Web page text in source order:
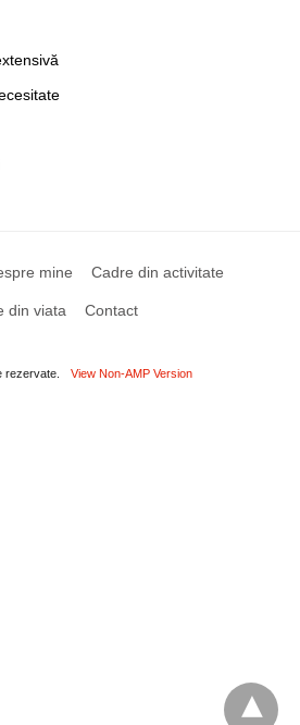
mine Cadre din activitate
din viata Contact
rezervate. View Non-AMP Version